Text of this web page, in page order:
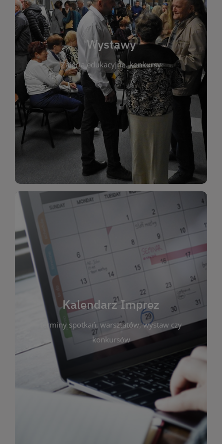
Wystawy
Zajęcia edukacyjne, konkursy
Wystawy
Biblioteka organizuje prezentujące zarówno
sztukę lokalnych twórców, jak i zbiory tematyczne.
W tej sekcji znajdziesz informacje o aktualnych
ekspozycjach oraz archiwum wystaw z
poprzednich lat. Prezentowane prace obejmują
malarstwo, fotografię, rękodzieło i inne formy
artystyczne. Każda wystawa to wyjątkowa okazja
do kontaktu z kulturą i sztuką w przestrzeni
biblioteki. Serdecznie zapraszamy wszystkich
Kalendarz Imprez
terminy spotkań, warsztatów, wystaw czy
konkursów
Kalendarz Imprez
Zakładka ta gromadzi wszystkie planowane
wydarzenia kulturalne i edukacyjne organizowane
przez bibliotekę. Możesz tu sprawdzić terminy
spotkań, warsztatów, wystaw czy konkursów.
Dzięki przejrzystemu kalendarzowi łatwo
zaplanujesz udział w interesujących Cię
wydarzeniach. Aktualizujemy harmonogram na
bieżąco, by zawsze był zgodny z planem pracy
biblioteki. Zapraszamy do śledzenia i uczestnictwa
w życiu kulturalnym miasta!
WIĘCEJ